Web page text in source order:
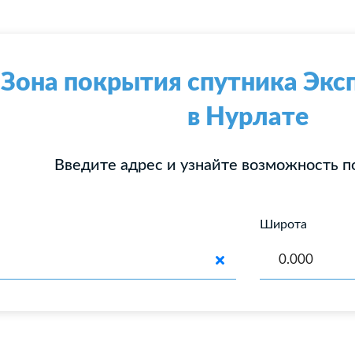
Зона покрытия спутника
в Нурлате
Введите адрес и узнайте возможность
Широта